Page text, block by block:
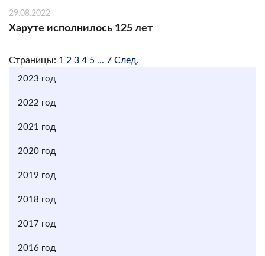
29.08.2022
Харуте исполнилось 125 лет
Страницы: 1 2 3 4 5 ... 7 След.
2023 год
2022 год
2021 год
2020 год
2019 год
2018 год
2017 год
2016 год